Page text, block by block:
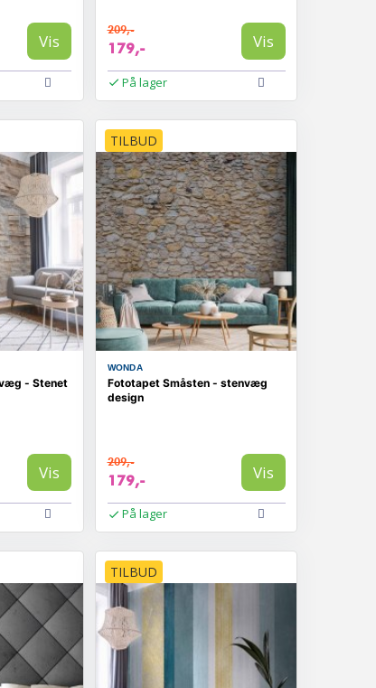
Vis
209,-
179,- Vis
På lager
- Stenet
Vis
TILBUD
WONDA
Fototapet Småsten - stenvæg
design
209,-
179,- Vis
På lager
TILBUD